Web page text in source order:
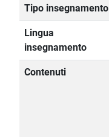
Tipo insegnamento
Lingua
insegnamento
Contenuti